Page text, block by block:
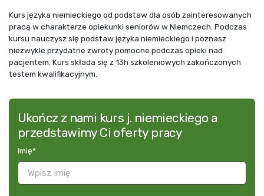
Kurs języka niemieckiego od podstaw dla osób zainteresowanych
pracą w charakterze opiekunki seniorów w Niemczech. Podczas
kursu nauczysz się podstaw języka niemieckiego i poznasz
niezwykle przydatne zwroty pomocne podczas opieki nad
pacjentem. Kurs składa się z 13h szkoleniowych zakończonych
testem kwalifikacyjnym.
Ukończ z nami kurs j. niemieckiego a
przedstawimy Ci oferty pracy
Imię*